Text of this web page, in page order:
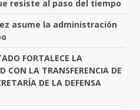
resiste al paso del tiempo
asume la administración
FORTALECE LA
CON LA TRANSFERENCIA DE
DE LA DEFENSA